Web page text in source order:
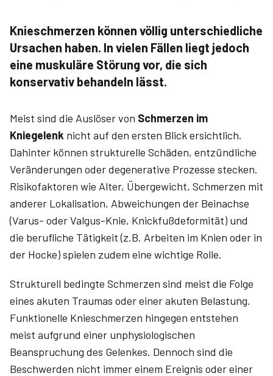
Knieschmerzen können völlig unterschiedliche
Ursachen haben. In vielen Fällen liegt jedoch
eine muskuläre Störung vor, die sich
konservativ behandeln lässt.
Meist sind die Auslöser von Schmerzen im
Kniegelenk nicht auf den ersten Blick ersichtlich.
Dahinter können strukturelle Schäden, entzündliche
Veränderungen oder degenerative Prozesse stecken.
Risikofaktoren wie Alter, Übergewicht, Schmerzen mit
anderer Lokalisation, Abweichungen der Beinachse
(Varus- oder Valgus-Knie, Knickfußdeformität) und
die berufliche Tätigkeit (z.B. Arbeiten im Knien oder in
der Hocke) spielen zudem eine wichtige Rolle.
Strukturell bedingte Schmerzen sind meist die Folge
eines akuten Traumas oder einer akuten Belastung.
Funktionelle Knieschmerzen hingegen entstehen
meist aufgrund einer unphysiologischen
Beanspruchung des Gelenkes. Dennoch sind die
Beschwerden nicht immer einem Ereignis oder einer